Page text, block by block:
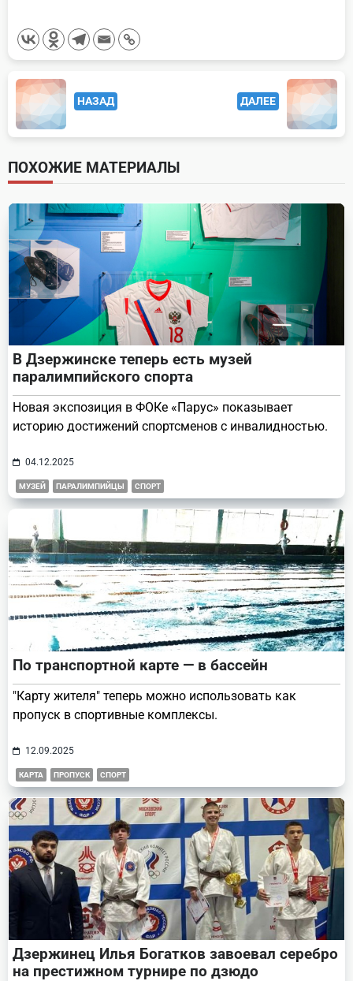
<span
class="nav-
subtitle
screen-
reader-
text">Page</span>
НАЗАД ДАЛЕЕ
ПОХОЖИЕ МАТЕРИАЛЫ
В Дзержинске теперь есть музей
паралимпийского спорта
Новая экспозиция в ФОКе «Парус» показывает
историю достижений спортсменов с инвалидностью.
04.12.2025
МУЗЕЙ ПАРАЛИМПИЙЦЫ СПОРТ
По транспортной карте — в бассейн
"Карту жителя" теперь можно использовать как
пропуск в спортивные комплексы.
12.09.2025
КАРТА ПРОПУСК СПОРТ
Дзержинец Илья Богатков завоевал серебро
на престижном турнире по дзюдо